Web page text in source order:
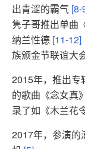
出青涩的霸气 [8-
隽子哥推出单曲
纳兰性德 [11-12]
族颁金节联谊大
2015年，推出专
的歌曲《念女真
录了如《木兰花
2017年，参演的